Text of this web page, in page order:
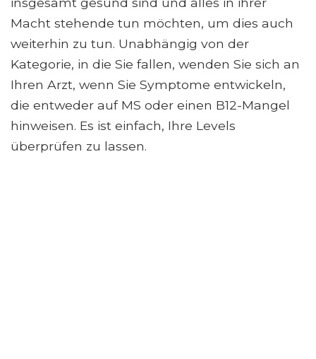
Macht stehende tun möchten, um dies auch
weiterhin zu tun. Unabhängig von der
Kategorie, in die Sie fallen, wenden Sie sich an
Ihren Arzt, wenn Sie Symptome entwickeln,
die entweder auf MS oder einen B12-Mangel
hinweisen. Es ist einfach, Ihre Levels
überprüfen zu lassen.